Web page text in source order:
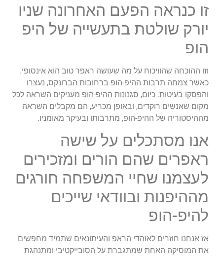
זו כנראה הפעם האחרונה שניו
יורק שולטת בתעשייה של היפ
הופ
וזו ההוכחה שהוויכוח על מה שעושה ראפר טוב הוא אינסופי.
כאשר צמחה תרבות ההיפ-הופ ברחובות הברונקס, נעצרו
והפסקו בעיטות. כיום, סגנונות ההיפ-הופ מעניקים השראה לכל
מקום שאנשים רוקדים, ובאופן מכריע, הם מקבלים השראה
מההיסטוריה של ההיפ-הופ, מתרבותו ובעיקר מאומניו.
אנו מסתכלים על שישה
ראפרים שהם הורים ומזכירים
לעצמנו שחיי המשפחה חורגים
מההיפנות ובוודאי שייכים
להיפ-הופ
אז אנחנו חוזרים לאוהדי הראפ והעיתונאים שתמיד מחפשים
את המוסיקה האחת שמתגברת על הסובייקטיבי ומתנהגת